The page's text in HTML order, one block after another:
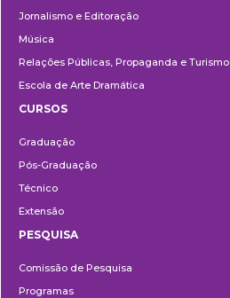
Jornalismo e Editoração
Música
Relações Públicas, Propaganda e Turismo
Escola de Arte Dramática
CURSOS
Graduação
Pós-Graduação
Técnico
Extensão
PESQUISA
Comissão de Pesquisa
Programas